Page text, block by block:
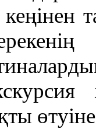
өтуіне